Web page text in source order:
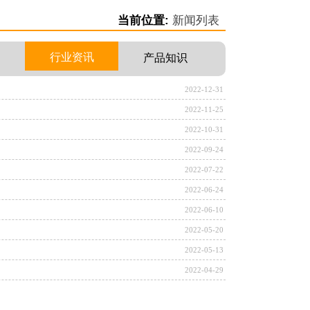
当前位置: 新闻列表
行业资讯 产品知识
2022-12-31
2022-11-25
2022-10-31
2022-09-24
2022-07-22
2022-06-24
2022-06-10
2022-05-20
2022-05-13
2022-04-29